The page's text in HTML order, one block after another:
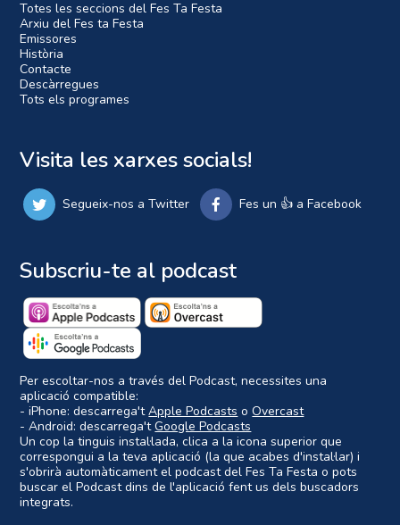
Totes les seccions del Fes Ta Festa
Arxiu del Fes ta Festa
Emissores
Història
Contacte
Descàrregues
Tots els programes
Visita les xarxes socials!
Segueix-nos a Twitter Fes un 👍 a Facebook
Subscriu-te al podcast
Per escoltar-nos a través del Podcast, necessites una
aplicació compatible:
- iPhone: descarrega'tApple Podcasts oOvercast
- Android: descarrega'tGoogle Podcasts
Un cop la tinguis instal·lada, clica a la icona superior que
correspongui a la teva aplicació (la que acabes d'instal·lar) i
s'obrirà automàticament el podcast del Fes Ta Festa o pots
buscar el Podcast dins de l'aplicació fent us dels buscadors
integrats.